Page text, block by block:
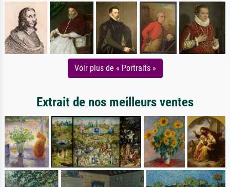
Voir plus de « Portraits »
Extrait de nos meilleurs ventes